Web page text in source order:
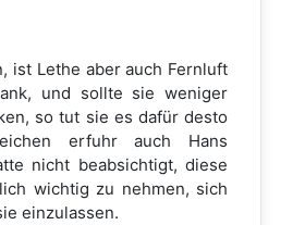
ist Lethe aber auch Fernluft
und sollte sie weniger
so tut sie es dafür desto
erfuhr auch Hans
nicht beabsichtigt, diese
wichtig zu nehmen, sich
einzulassen.